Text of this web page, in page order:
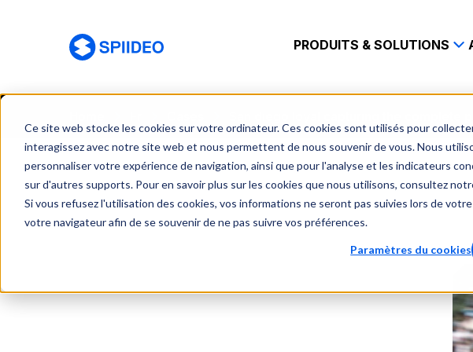
Ce site web stocke les cookies sur votre ordinateur. Ces cookies sont utilisés pour
interagissez avec notre site web et nous permettent de nous souvenir de vous. Nous
personnaliser votre expérience de navigation, ainsi que pour l'analyse et les indicateurs
sur d'autres supports. Pour en savoir plus sur les cookies que nous utilisons, consultez
Si vous refusez l'utilisation des cookies, vos informations ne seront pas suivies lors de
votre navigateur afin de se souvenir de ne pas suivre vos préférences.
Paramètres du cookies
PRODUITS & SOLUTIONS